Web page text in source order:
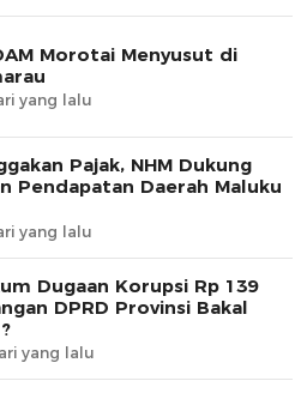
Morotai Menyusut di
yang lalu
Pajak, NHM Dukung
Pendapatan Daerah Maluku
yang lalu
Dugaan Korupsi Rp 139
DPRD Provinsi Bakal
yang lalu